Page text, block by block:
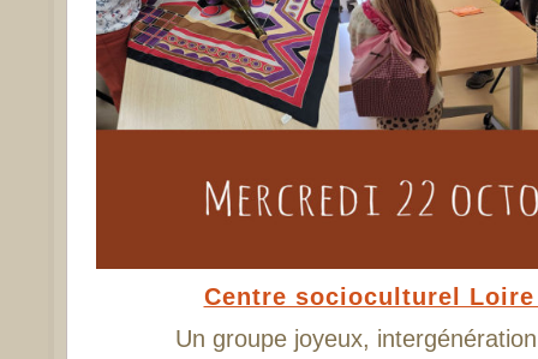
Centre socioculturel
Un groupe joyeux,